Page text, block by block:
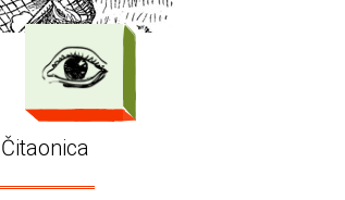
Čitaonica